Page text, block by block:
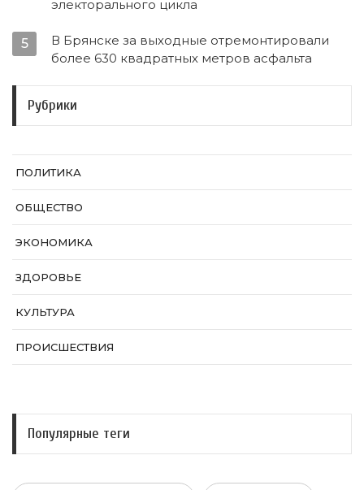
электорального цикла
5
В Брянске за выходные отремонтировали
более 630 квадратных метров асфальта
Рубрики
ПОЛИТИКА
ОБЩЕСТВО
ЭКОНОМИКА
ЗДОРОВЬЕ
КУЛЬТУРА
ПРОИСШЕСТВИЯ
Популярные теги